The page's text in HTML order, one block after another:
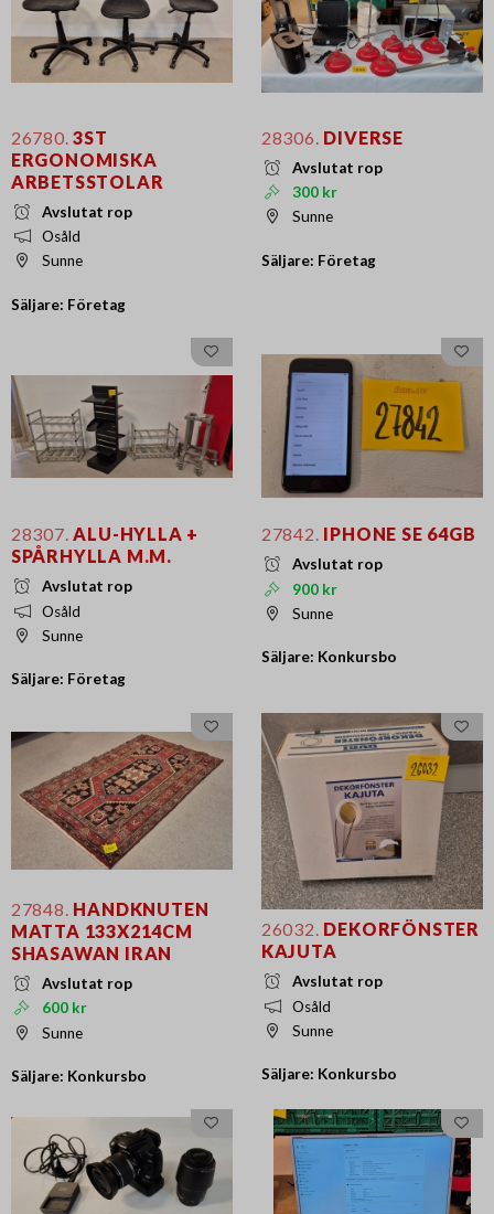
26780. 3ST
ERGONOMISKA
ARBETSSTOLAR
Avslutat rop
Osåld
Sunne
Säljare: Företag
28306. DIVERSE
Avslutat rop
300 kr
Sunne
Säljare: Företag
28307. ALU-HYLLA +
SPÅRHYLLA M.M.
Avslutat rop
Osåld
Sunne
Säljare: Företag
27842. IPHONE SE 64GB
Avslutat rop
900 kr
Sunne
Säljare: Konkursbo
27848. HANDKNUTEN
MATTA 133X214CM
SHASAWAN IRAN
Avslutat rop
600 kr
Sunne
Säljare: Konkursbo
26032. DEKORFÖNSTER
KAJUTA
Avslutat rop
Osåld
Sunne
Säljare: Konkursbo